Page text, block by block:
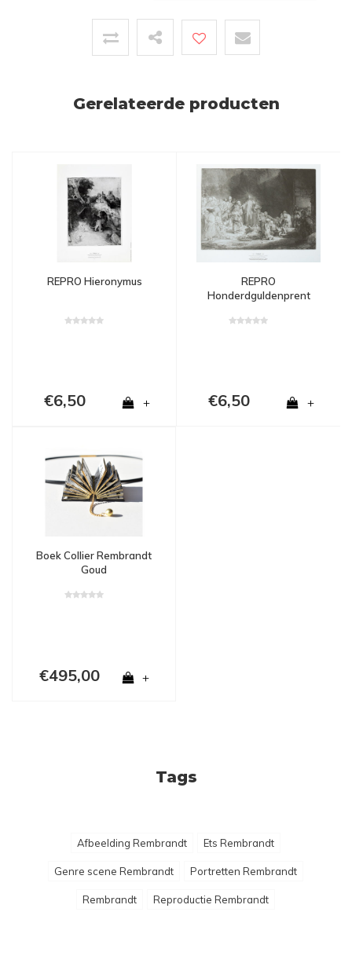
Gerelateerde producten
REPRO Hieronymus
€6,50 +
REPRO
Honderdguldenprent
€6,50 +
Boek Collier Rembrandt
Goud
€495,00 +
Tags
Afbeelding Rembrandt Ets Rembrandt
Genre scene Rembrandt Portretten Rembrandt
Rembrandt Reproductie Rembrandt